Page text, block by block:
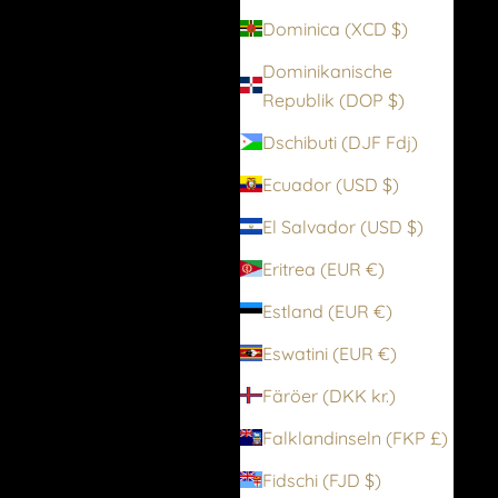
Dominica (XCD $)
Dominikanische
Republik (DOP $)
Dschibuti (DJF Fdj)
Ecuador (USD $)
El Salvador (USD $)
Eritrea (EUR €)
Estland (EUR €)
Eswatini (EUR €)
Färöer (DKK kr.)
Falklandinseln (FKP £)
Fidschi (FJD $)